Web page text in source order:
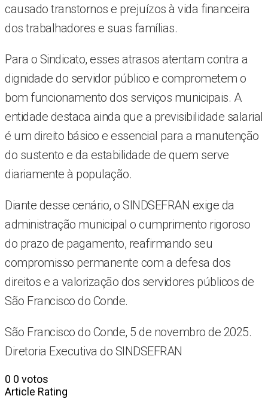
causado transtornos e prejuízos à vida financeira
dos trabalhadores e suas famílias.
Para o Sindicato, esses atrasos atentam contra a
dignidade do servidor público e comprometem o
bom funcionamento dos serviços municipais. A
entidade destaca ainda que a previsibilidade salarial
é um direito básico e essencial para a manutenção
do sustento e da estabilidade de quem serve
diariamente à população.
Diante desse cenário, o SINDSEFRAN exige da
administração municipal o cumprimento rigoroso
do prazo de pagamento, reafirmando seu
compromisso permanente com a defesa dos
direitos e a valorização dos servidores públicos de
São Francisco do Conde.
São Francisco do Conde, 5 de novembro de 2025.
Diretoria Executiva do SINDSEFRAN
0 0 votos
Article Rating